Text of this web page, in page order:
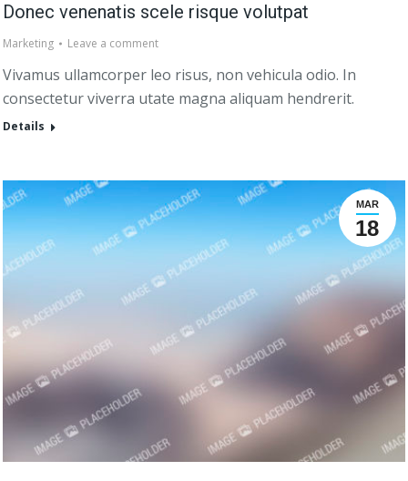
MAR
18
Donec venenatis scele risque volutpat
Marketing Leave a comment
Vivamus ullamcorper leo risus, non vehicula odio. In
consectetur viverra utate magna aliquam hendrerit.
Details